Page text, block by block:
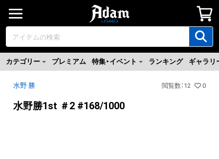
カテゴリー プレミアム 特集・イベント ランキング ギャラリ
水野 勝 閲覧数 ： 12 0
水野勝1st ＃2 #168/1000